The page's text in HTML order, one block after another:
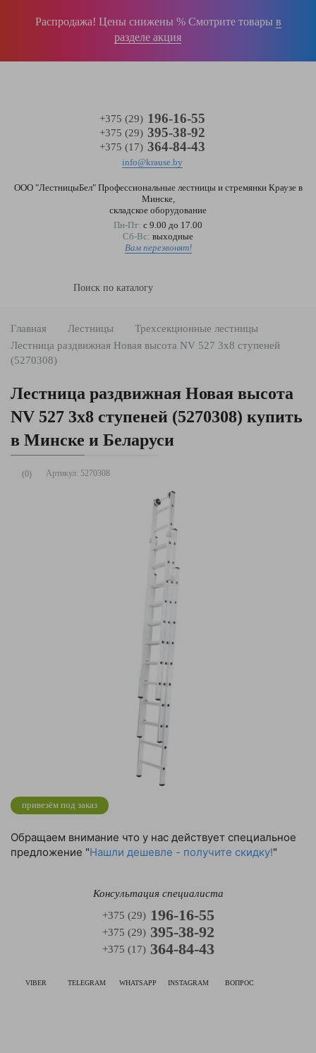
+375 (29) 196-16-55
+375 (29) 395-38-92
+375 (17) 364-84-43
info@krause.by
ООО "ЛестницыБел" Профессиональные лестницы и стремянки Краузе в
Минске,
складское оборудование
Пн-Пт: с 9.00 до 17.00
Сб-Вс: выходные
Вам перезвонят!
Главная Лестницы
Трехсекционные лестницы
Лестница раздвижная Новая высота NV 527 3x8 ступеней
(5270308)
Лестница раздвижная Новая высота
NV 527 3x8 ступеней (5270308) купить
в Минске и Беларуси
(0) Артикул: 5270308
привезём под заказ
Обращаем внимание что у нас действует специальное
предложение "Нашли дешевле - получите скидку!"
Консультация специалиста
+375 (29) 196-16-55
+375 (29) 395-38-92
+375 (17) 364-84-43
VIBER TELEGRAM WHATSAPP INSTAGRAM ВОПРОС
Распродажа! Цены снижены % Смотрите товары в
разделе акция